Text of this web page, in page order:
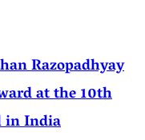
Razopadhyay
at the 10th
in India